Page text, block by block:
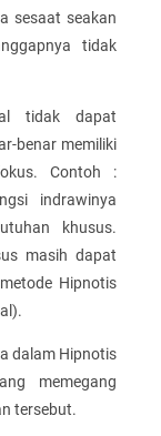
sesaat seakan
tidak
tidak dapat
benar memiliki
Contoh :
indrawinya
khusus.
masih dapat
Hipnotis
dalam Hipnotis
memegang
tersebut.